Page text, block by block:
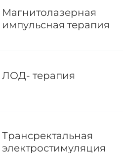
Магнитолазерная
импульсная терапия
ЛОД- терапия
Трансректальная
электростимуляция